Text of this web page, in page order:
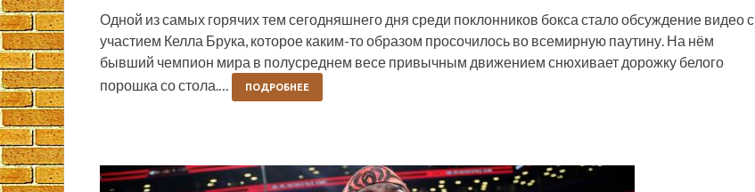
Одной из самых горячих тем сегодняшнего дня среди поклонников бокса стало обсуждение видео с
участием Келла Брука, которое каким-то образом просочилось во всемирную паутину. На нём
бывший чемпион мира в полусреднем весе привычным движением снюхивает дорожку белого
порошка со стола.…
ПОДРОБНЕЕ